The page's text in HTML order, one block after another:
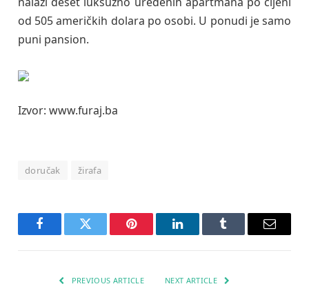
od 505 američkih dolara po osobi. U ponudi je samo
puni pansion.
Izvor: www.furaj.ba
doručak žirafa
FacebookTwitter Pinterest LinkedInTumblr Email
PREVIOUS ARTICLE NEXT ARTICLE